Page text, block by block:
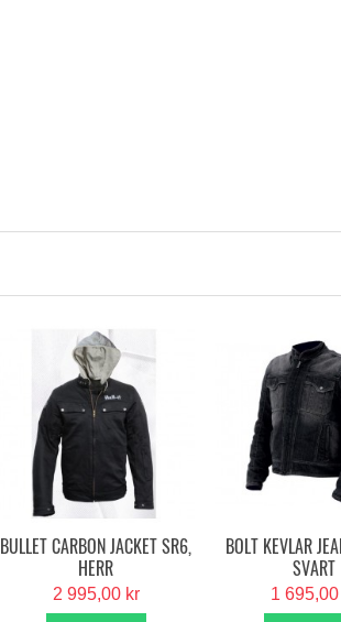
BULLET CARBON JACKET SR6,
HERR
2 995,00 kr
BOLT KEVLAR
SVART
1